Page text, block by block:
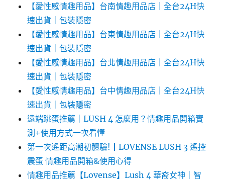
【愛性感情趣用品】台南情趣用品店｜全台24H快
速出貨｜包裝隱密
【愛性感情趣用品】台東情趣用品店｜全台24H快
速出貨｜包裝隱密
【愛性感情趣用品】台北情趣用品店｜全台24H快
速出貨｜包裝隱密
【愛性感情趣用品】台中情趣用品店｜全台24H快
速出貨｜包裝隱密
遠端跳蛋推薦｜LUSH 4 怎麼用？情趣用品開箱實
測+使用方式一次看懂
第一次遙距高潮初體驗!┃LOVENSE LUSH 3 遙控
震蛋 情趣用品開箱&使用心得
情趣用品推薦【Lovense】Lush 4 華裔女神｜智